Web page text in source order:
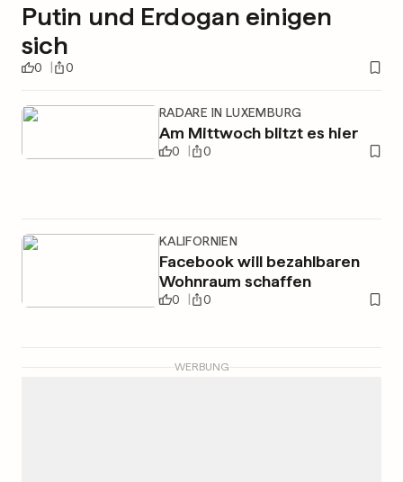
Putin und Erdogan einigen
sich
0 0
RADARE IN LUXEMBURG
Am Mittwoch blitzt es hier
0 0
KALIFORNIEN
Facebook will bezahlbaren
Wohnraum schaffen
0 0
WERBUNG